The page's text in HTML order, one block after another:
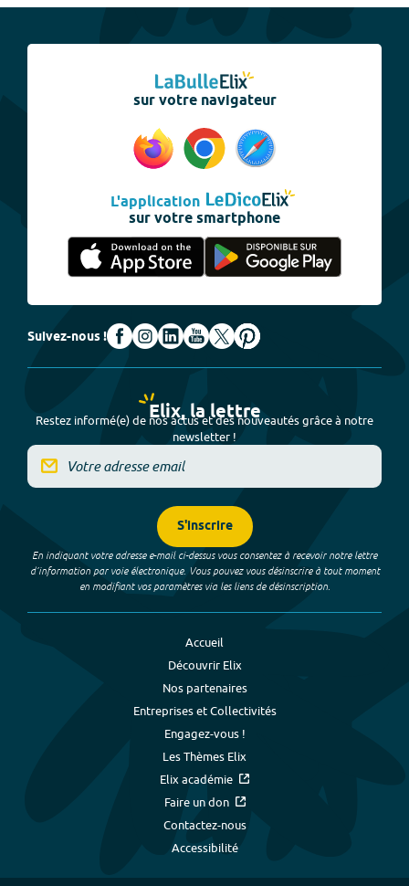
sur votre navigateur
L'application
sur votre smartphone
Suivez-nous !
Elix, la lettre
Restez informé(e) de nos actus et des nouveautés grâce à notre
newsletter !
S'inscrire
En indiquant votre adresse e-mail ci-dessus vous consentez à recevoir notre lettre
d’information par voie électronique. Vous pouvez vous désinscrire à tout moment
en modifiant vos paramètres via les liens de désinscription.
Accueil
Découvrir Elix
Nos partenaires
Entreprises et Collectivités
Engagez-vous !
Les Thèmes Elix
Elix académie
Faire un don
Contactez-nous
Accessibilité